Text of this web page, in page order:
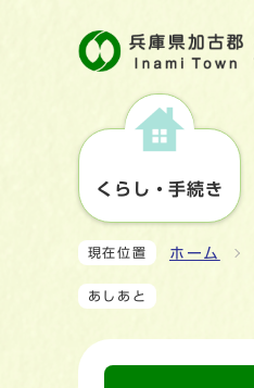
くらし・手続き
現在位置 ホーム
あしあと